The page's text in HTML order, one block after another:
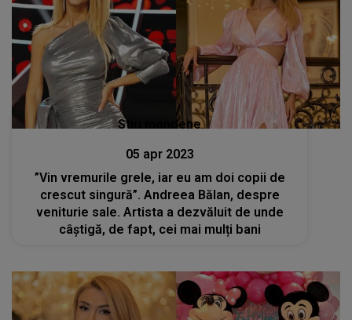
Stiri mondene
05 apr 2023
”Vin vremurile grele, iar eu am doi copii de
crescut singură”. Andreea Bălan, despre
veniturie sale. Artista a dezvăluit de unde
câștigă, de fapt, cei mai mulți bani